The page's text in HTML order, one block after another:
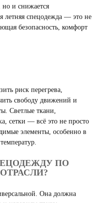
но и снижается
летняя спецодежда — это не
безопасность, комфорт
риск перегрева,
свободу движений и
Светлые ткани,
сетки — всё это не просто
элементы, особенно в
ПО
Она должна